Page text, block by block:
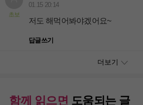
초보
01.15 20:14
저도 해먹어봐야겠어요~
답글쓰기
더보기
함께 읽으면 도움되는 글